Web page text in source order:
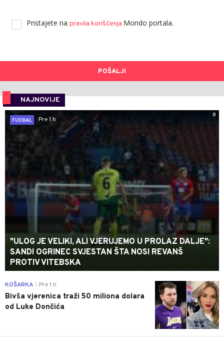
Pristajete na pravila korišćenja Mondo portala.
POŠALJI
NAJNOVIJE
0
FUDBAL
Pre 1 h
"ULOG JE VELIKI, ALI VJERUJEMO U PROLAZ DALJE":
SANDI OGRINEC SVJESTAN ŠTA NOSI REVANŠ
PROTIV VITEBSKA
0
KOŠARKA Pre 1 h
Bivša vjerenica traži 50 miliona dolara
od Luke Dončića